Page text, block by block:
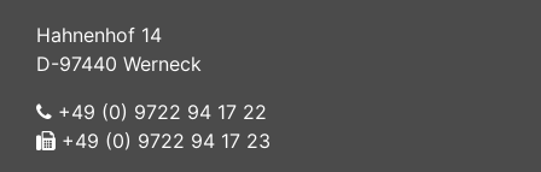
Hahnenhof 14
D-97440 Werneck
+49 (0) 9722 94 17 22
+49 (0) 9722 94 17 23